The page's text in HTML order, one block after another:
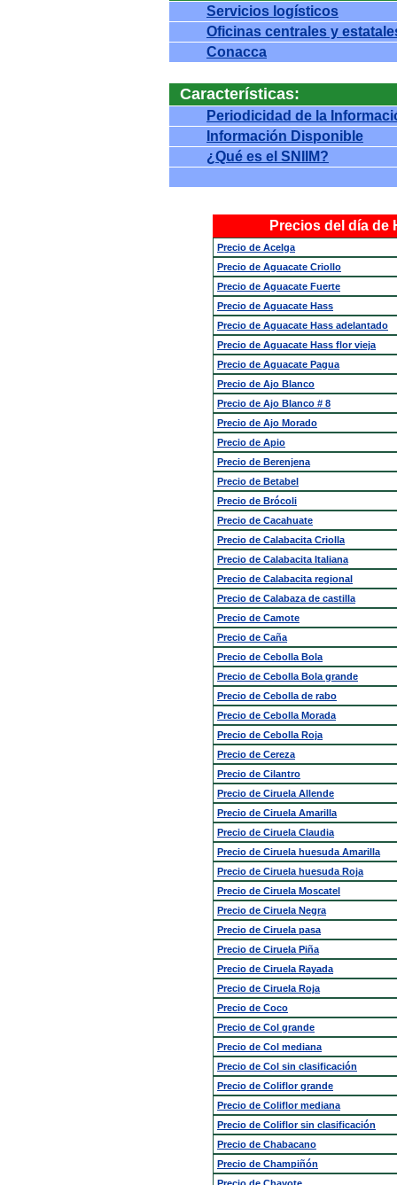
Servicios logísticos
Oficinas centrales y
Conacca
Características:
Periodicidad de la
Información Disponible
¿Qué es el SNIIM?
Precios del día de
Precio de Acelga
Precio de Aguacate Criollo
Precio de Aguacate Fuerte
Precio de Aguacate Hass
Precio de Aguacate Hass adelantado
Precio de Aguacate Hass flor vieja
Precio de Aguacate Pagua
Precio de Ajo Blanco
Precio de Ajo Blanco # 8
Precio de Ajo Morado
Precio de Apio
Precio de Berenjena
Precio de Betabel
Precio de Brócoli
Precio de Cacahuate
Precio de Calabacita Criolla
Precio de Calabacita Italiana
Precio de Calabacita regional
Precio de Calabaza de castilla
Precio de Camote
Precio de Caña
Precio de Cebolla Bola
Precio de Cebolla Bola grande
Precio de Cebolla de rabo
Precio de Cebolla Morada
Precio de Cebolla Roja
Precio de Cereza
Precio de Cilantro
Precio de Ciruela Allende
Precio de Ciruela Amarilla
Precio de Ciruela Claudia
Precio de Ciruela huesuda Amarilla
Precio de Ciruela huesuda Roja
Precio de Ciruela Moscatel
Precio de Ciruela Negra
Precio de Ciruela pasa
Precio de Ciruela Piña
Precio de Ciruela Rayada
Precio de Ciruela Roja
Precio de Coco
Precio de Col grande
Precio de Col mediana
Precio de Col sin clasificación
Precio de Coliflor grande
Precio de Coliflor mediana
Precio de Coliflor sin clasificación
Precio de Chabacano
Precio de Champiñón